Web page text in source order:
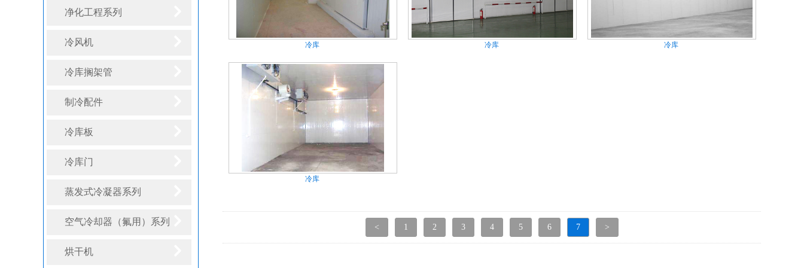
净化工程系列
冷风机
冷库搁架管
制冷配件
冷库板
冷库门
蒸发式冷凝器系列
空气冷却器（氟用）系列
烘干机
冷库 冷库 冷库
冷库
< 1 2 3 4 5 6 7 >